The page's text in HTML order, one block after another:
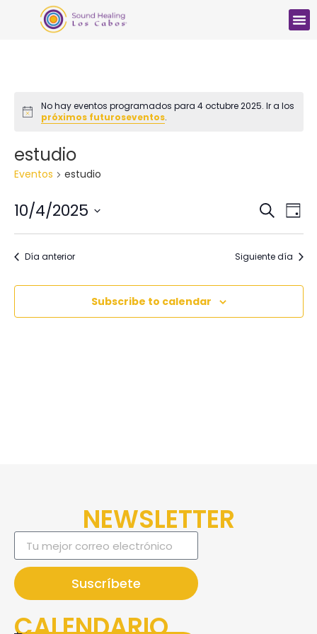
Notice
No hay eventos programados para 4 octubre 2025. Ir a los
próximos futuroseventos.
estudio
Eventos estudio
y
de
Buscar
de
de
Día
10/4/2025
fecha.
Día anterior Siguiente día
Subscribe to calendar
NEWSLETTER
Suscríbete
CALENDARIO